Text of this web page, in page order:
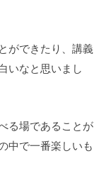
ができたり、講義
いなと思いまし
る場であることが
中で一番楽しいも